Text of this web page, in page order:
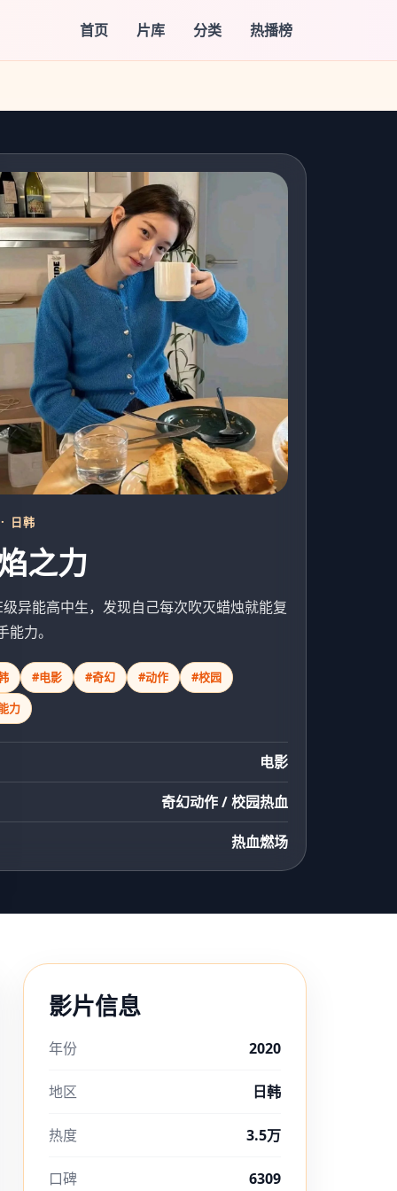
首页 片库 分类 热播榜
日韩
之力
级异能高中生，发现自己每次吹灭蜡烛就能复
能力。
#电影 #奇幻 #动作
#校园
力
电影
奇幻动作 / 校园热血
热血燃场
影片信息
年份 2020
地区 日韩
热度 3.5万
口碑 6309